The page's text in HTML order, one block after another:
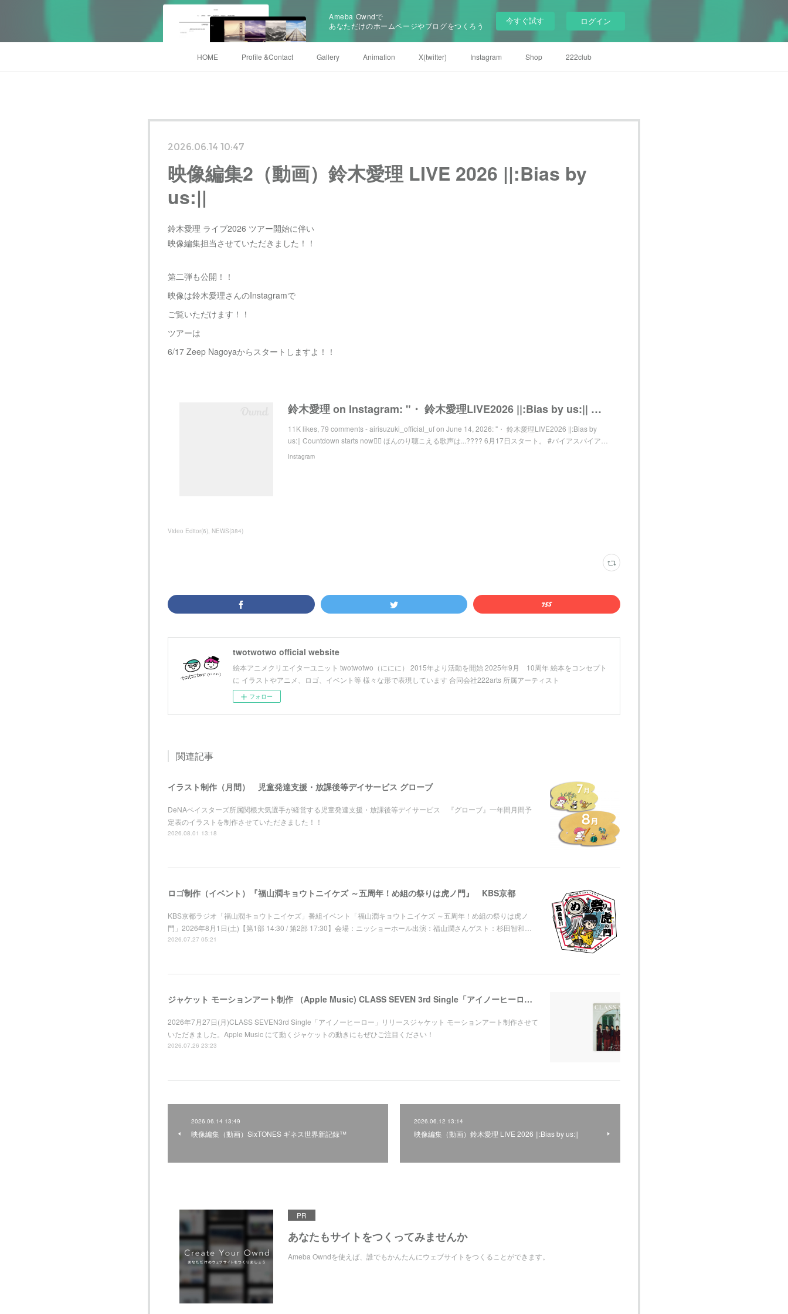
Ameba Owndで
あなただけのホームページやブログをつくろう
今すぐ試す ログイン
HOME Profile &Contact Gallery Animation X(twitter) Instagram Shop 222club
2026.06.14 10:47
映像編集2（動画）鈴木愛理 LIVE 2026 ||:Bias by
us:||
鈴木愛理 ライブ2026 ツアー開始に伴い
映像編集担当させていただきました！！
第二弾も公開！！
映像は鈴木愛理さんのInstagramで
ご覧いただけます！！
ツアーは
6/17 Zeep Nagoyaからスタートしますよ！！
鈴木愛理 on Instagram: "・ 鈴木愛理LIVE2026 ||:Bias by us:|| Countdown starts now❤️‍🔥 ほんのり聴こえる歌声は...???? 6月
11K likes, 79 comments - airisuzuki_official_uf on June 14, 2026: "・ 鈴木愛理LIVE2026 ||:Bias by
us:|| Countdown starts now❤️‍🔥 ほんのり聴こえる歌声は...???? 6月17日スタート。 #バイアスバイア…
Instagram
Video Editor(6) NEWS(384)
twotwotwo official website
絵本アニメクリエイターユニット twotwotwo（ににに） 2015年より活動を開始 2025年9月 10周年 絵本をコンセプト
に イラストやアニメ、ロゴ、イベント等 様々な形で表現しています 合同会社222arts 所属アーティスト
フォロー
関連記事
イラスト制作（月間） 児童発達支援・放課後等デイサービス グローブ
DeNAベイスターズ所属関根大気選手が経営する児童発達支援・放課後等デイサービス 『グローブ』一年間月間予
定表のイラストを制作させていただきました！！
2026.08.01 13:18
ロゴ制作（イベント）『福山潤キョウトニイケズ ～五周年！め組の祭りは虎ノ門』 KBS京都
KBS京都ラジオ「福山潤キョウトニイケズ」番組イベント「福山潤キョウトニイケズ ～五周年！め組の祭りは虎ノ
門」2026年8月1日(土)【第1部 14:30 / 第2部 17:30】会場：ニッショーホール出演：福山潤さんゲスト：杉田智和…
2026.07.27 05:21
ジャケット モーションアート制作 （Apple Music) CLASS SEVEN 3rd Single「アイノーヒーロー」
2026年7月27日(月)CLASS SEVEN3rd Single「アイノーヒーロー」リリースジャケット モーションアート制作させて
いただきました。Apple Music にて動くジャケットの動きにもぜひご注目ください！
2026.07.26 23:23
2026.06.14 13:49
映像編集（動画）SixTONES ギネス世界新記録™
2026.06.12 13:14
映像編集（動画）鈴木愛理 LIVE 2026 ||:Bias by us:||
PR
あなたもサイトをつくってみませんか
Ameba Owndを使えば、誰でもかんたんにウェブサイトをつくることができます。